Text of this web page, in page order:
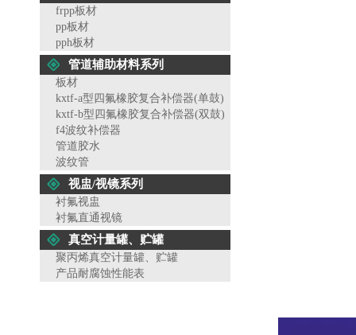
frpp板材
pp板材
pph板材
管道辅助材料系列
板材
kxtf-a型四氟橡胶复合补偿器(单鼓)
kxtf-b型四氟橡胶复合补偿器(双鼓)
f4波纹补偿器
管道胶水
波纹管
视盅/视镜系列
衬氟视盅
衬氟直通视镜
真空计量罐、贮罐
聚丙烯真空计量罐、贮罐
产品耐腐蚀性能表